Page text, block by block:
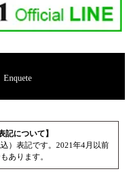
Enquete
記について】
）表記です。2021年4月以前
あります。